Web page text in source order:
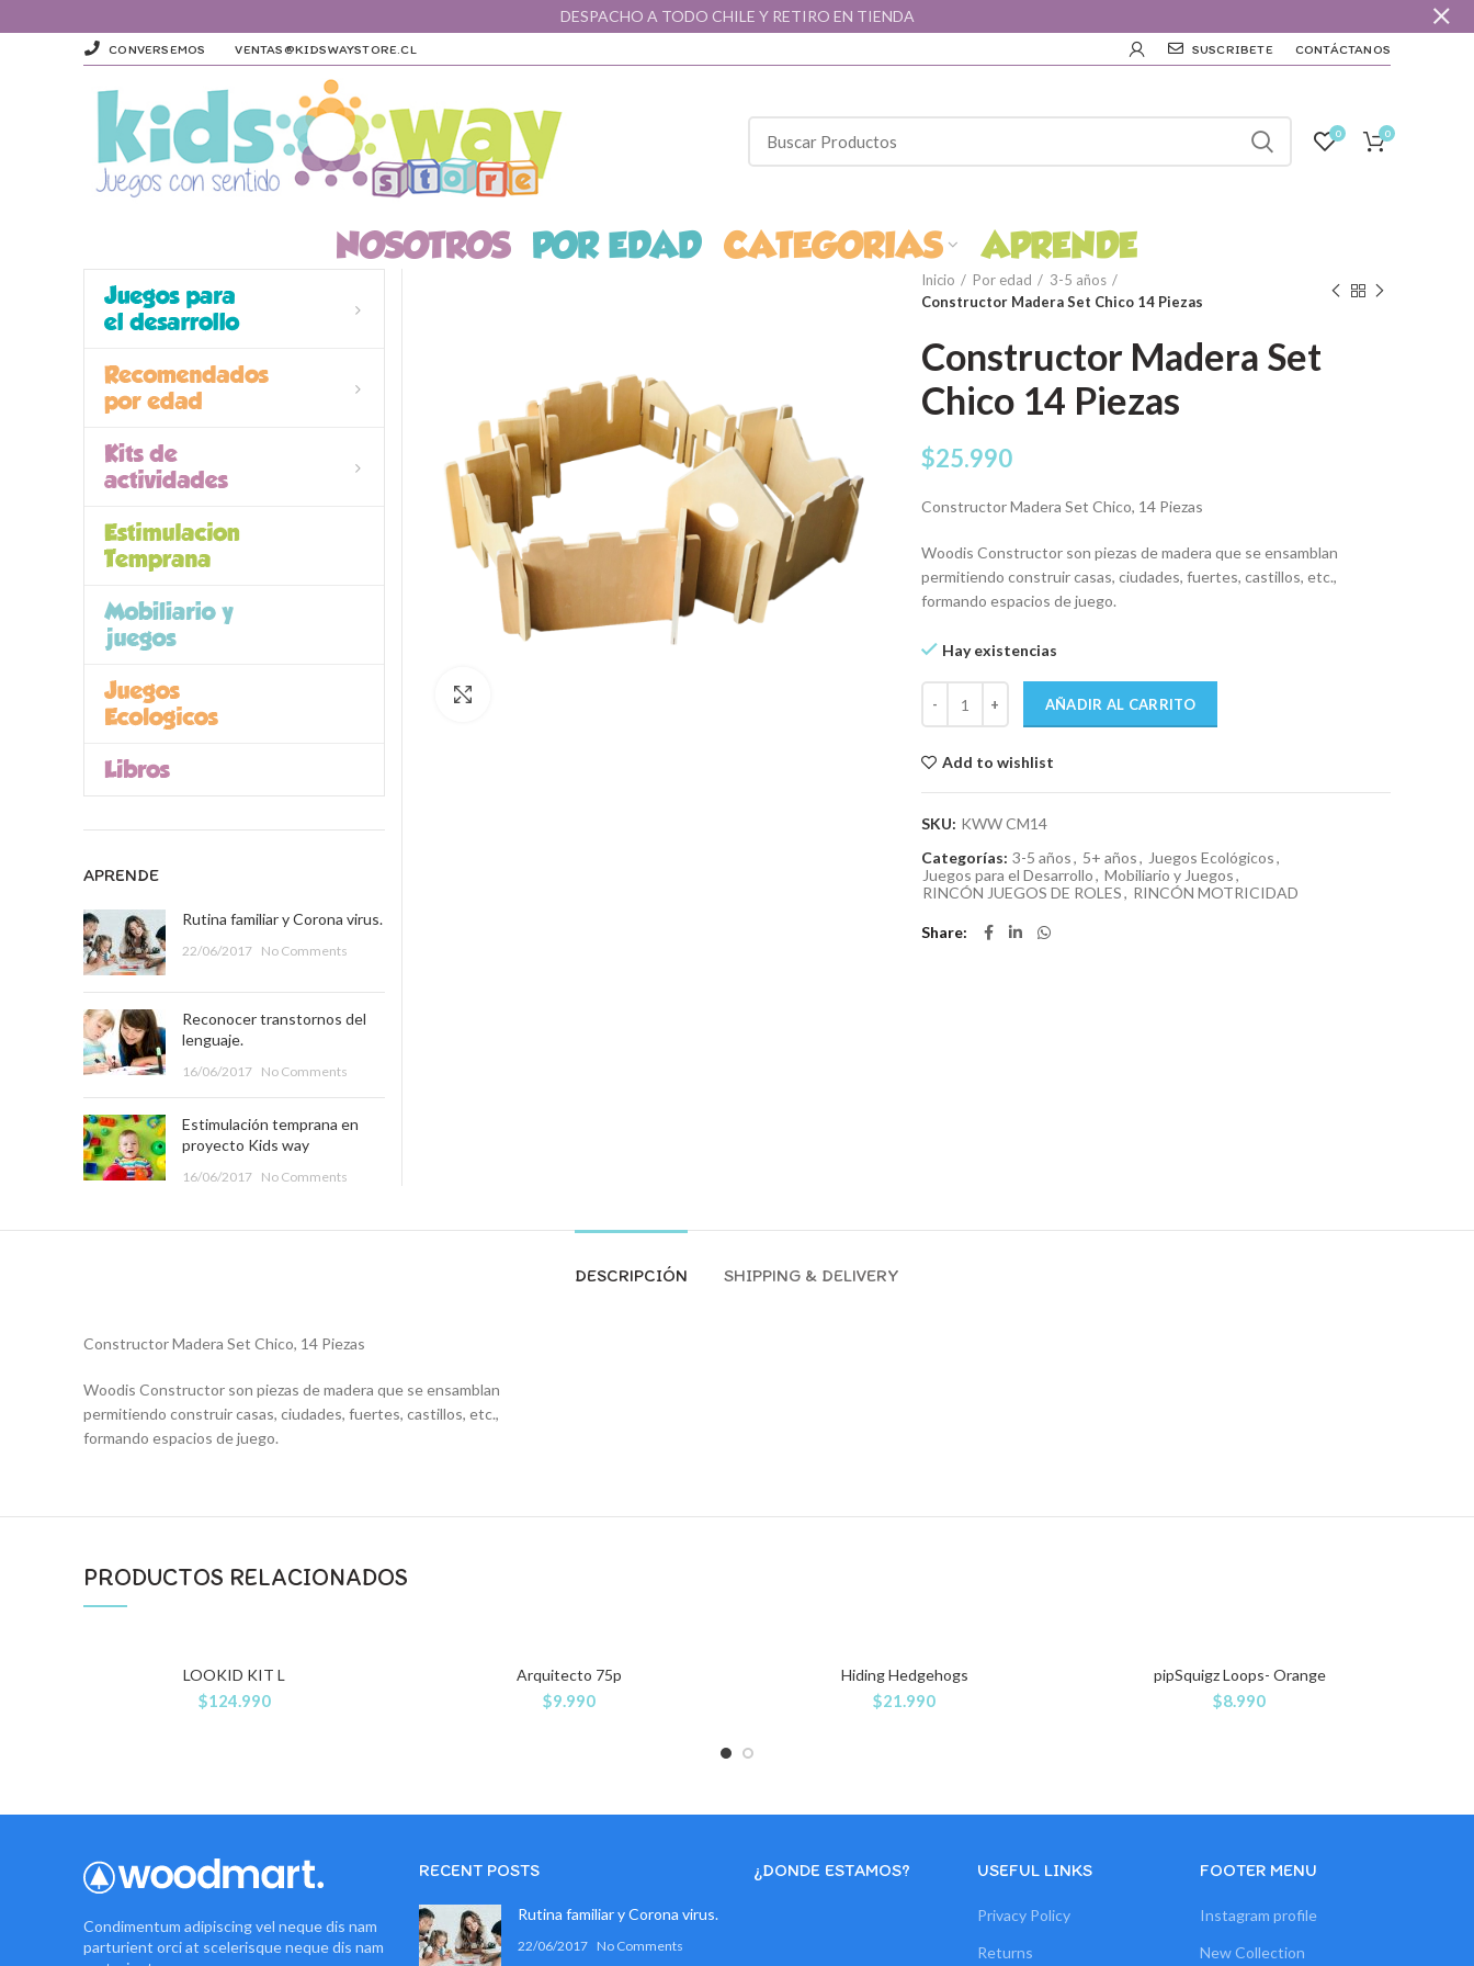
CONVERSEMOS VENTAS@KIDSWAYSTORE.CL SUSCRIBETE CONTÁCTANOS
0 0
Inicio Por edad
3-5 años
Constructor Madera Set Chico 14 Piezas
Constructor Madera Set
Chico 14 Piezas
$25.990
Constructor Madera Set Chico, 14 Piezas
Woodis Constructor son piezas de madera que se ensamblan
permitiendo construir casas, ciudades, fuertes, castillos, etc.,
formando espacios de juego.
Hay existencias
Constructor Madera Set Chico 14 Piezas cantidad
AÑADIR AL CARRITO
Add to wishlist
SKU: KWW CM14
Categorías: 3-5 años, 5+ años, Juegos Ecológicos,
Juegos para el Desarrollo, Mobiliario y Juegos,
RINCÓN JUEGOS DE ROLES, RINCÓN MOTRICIDAD
Share
APRENDE
Rutina familiar y Corona virus.
22/06/2017 No Comments
Reconocer transtornos del
lenguaje.
16/06/2017 No Comments
Estimulación temprana en
proyecto Kids way
16/06/2017 No Comments
DESCRIPCIÓN SHIPPING & DELIVERY
Constructor Madera Set Chico, 14 Piezas
Woodis Constructor son piezas de madera que se ensamblan
permitiendo construir casas, ciudades, fuertes, castillos, etc.,
formando espacios de juego.
PRODUCTOS RELACIONADOS
LOOKID KIT L
$124.990
Arquitecto 75p
$9.990
Hiding Hedgehogs
$21.990
pipSquigz Loops- Orange
$8.990
Condimentum adipiscing vel neque dis nam
parturient orci at scelerisque neque dis nam
RECENT POSTS
Rutina familiar y Corona virus.
22/06/2017 No Comments
¿DONDE ESTAMOS? USEFUL LINKS
Privacy Policy
Returns
FOOTER MENU
Instagram profile
New Collection
DESPACHO A TODO CHILE Y RETIRO EN TIENDA